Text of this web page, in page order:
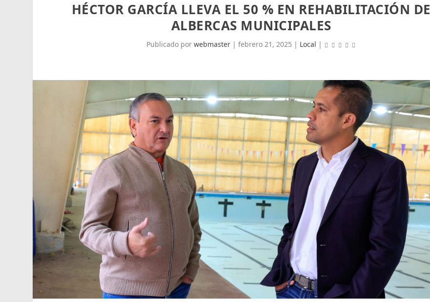
HÉCTOR GARCÍA LLEVA EL 50 % EN REHABILITACIÓN DE
ALBERCAS MUNICIPALES
Publicado por webmaster| febrero 21, 2025 | Local |